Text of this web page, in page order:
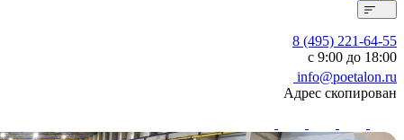
8 (495) 221-64-55
с 9:00 до 18:00
info@poetalon.ru
Адрес скопирован